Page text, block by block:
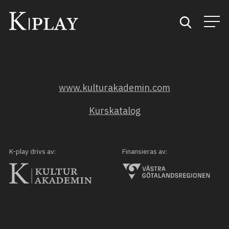
Kategorier
Mina favoriter
www.kulturakademin.com
Kurskatalog
K-play drivs av: Finansieras av: